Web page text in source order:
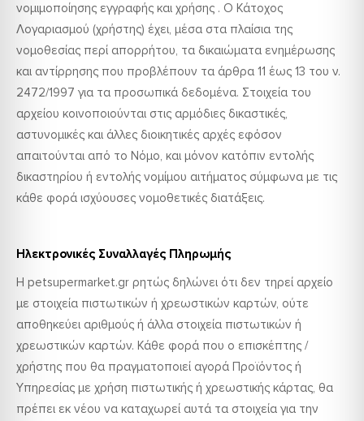
νομιμοποίησης εγγραφής και χρήσης . Ο Κάτοχος
Λογαριασμού (χρήστης) έχει, μέσα στα πλαίσια της
νομοθεσίας περί απορρήτου, τα δικαιώματα ενημέρωσης
και αντίρρησης που προβλέπουν τα άρθρα 11 έως 13 του ν.
2472/1997 για τα προσωπικά δεδομένα. Στοιχεία του
αρχείου κοινοποιούνται στις αρμόδιες δικαστικές,
αστυνομικές και άλλες διοικητικές αρχές εφόσον
απαιτούνται από το Νόμο, και μόνον κατόπιν εντολής
δικαστηρίου ή εντολής νομίμου αιτήματος σύμφωνα με τις
κάθε φορά ισχύουσες νομοθετικές διατάξεις.
Ηλεκτρονικές Συναλλαγές Πληρωμής
Η petsupermarket.gr ρητώς δηλώνει ότι δεν τηρεί αρχείο
με στοιχεία πιστωτικών ή χρεωστικών καρτών, ούτε
αποθηκεύει αριθμούς ή άλλα στοιχεία πιστωτικών ή
χρεωστικών καρτών. Κάθε φορά που ο επισκέπτης /
χρήστης που θα πραγματοποιεί αγορά Προϊόντος ή
Υπηρεσίας με χρήση πιστωτικής ή χρεωστικής κάρτας, θα
πρέπει εκ νέου να καταχωρεί αυτά τα στοιχεία για την